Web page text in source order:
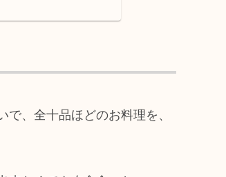
、全十品ほどのお料理を、